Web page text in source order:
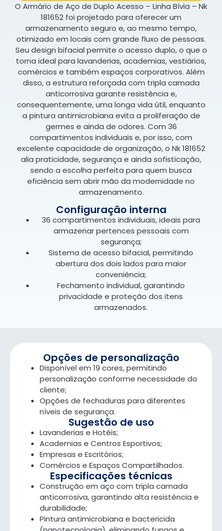
O Armário de Aço de Duplo Acesso – Linha Bívia – Nk
181652 foi projetado para oferecer um
armazenamento seguro e, ao mesmo tempo,
otimizado em locais com grande fluxo de pessoas.
Seu design bifacial permite o acesso duplo, o que o
torna ideal para lavanderias, academias, vestiários,
comércios e também espaços corporativos. Além
disso, a estrutura reforçada com tripla camada
anticorrosiva garante resistência e,
consequentemente, uma longa vida útil, enquanto
a pintura antimicrobiana evita a proliferação de
germes e ainda de odores. Com 36
compartimentos individuais e, por isso, com
excelente capacidade de organização, o Nk 181652
alia praticidade, segurança e ainda sofisticação,
sendo a escolha perfeita para quem busca
eficiência sem abrir mão da modernidade no
armazenamento.
Configuração interna
36 compartimentos individuais, ideais para
armazenar pertences pessoais com
segurança;
Sistema de acesso bifacial, permitindo
abertura dos dois lados para maior
conveniência;
Fechamento individual, garantindo
privacidade e proteção dos itens
armazenados.
Opções de personalização
Disponível em 19 cores, permitindo
personalização conforme necessidade do
cliente;
Opções de fechaduras para diferentes
níveis de segurança.
Sugestão de uso
Lavanderias e Hotéis;
Academias e Centros Esportivos;
Empresas e Escritórios;
Comércios e Espaços Compartilhados.
Especificações técnicas
Construção em aço com tripla camada
anticorrosiva, garantindo alta resistência e
durabilidade;
Pintura antimicrobiana e bactericida